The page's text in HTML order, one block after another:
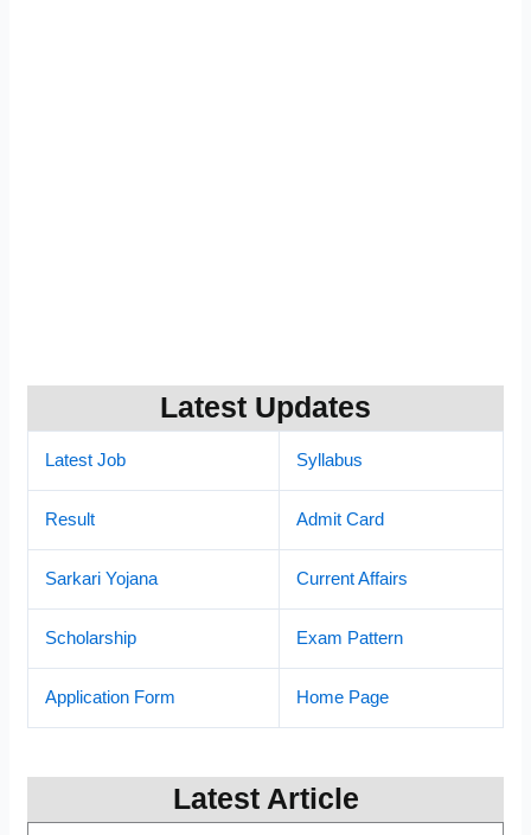
Latest Updates
Latest Job Syllabus
Result Admit Card
Sarkari Yojana Current Affairs
Scholarship Exam Pattern
Application Form Home Page
Latest Article